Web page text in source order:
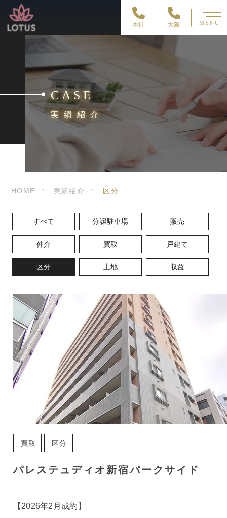
本社 大阪 MENU
CASE
実績紹介
HOME 実績紹介 区分
すべて 分譲駐車場 販売
仲介 買取 戸建て
区分 土地 収益
買取 区分
パレステュディオ新宿パークサイド
【2026年2月成約】